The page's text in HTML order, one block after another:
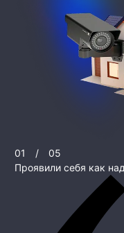
01 /
05
Проявили себя как